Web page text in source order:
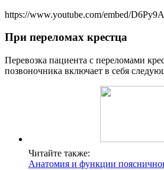
https://www.youtube.com/embed/
При переломах крестца
Перевозка пациента с переломами
позвоночника включает в себя
Читайте также:
Анатомия и функции